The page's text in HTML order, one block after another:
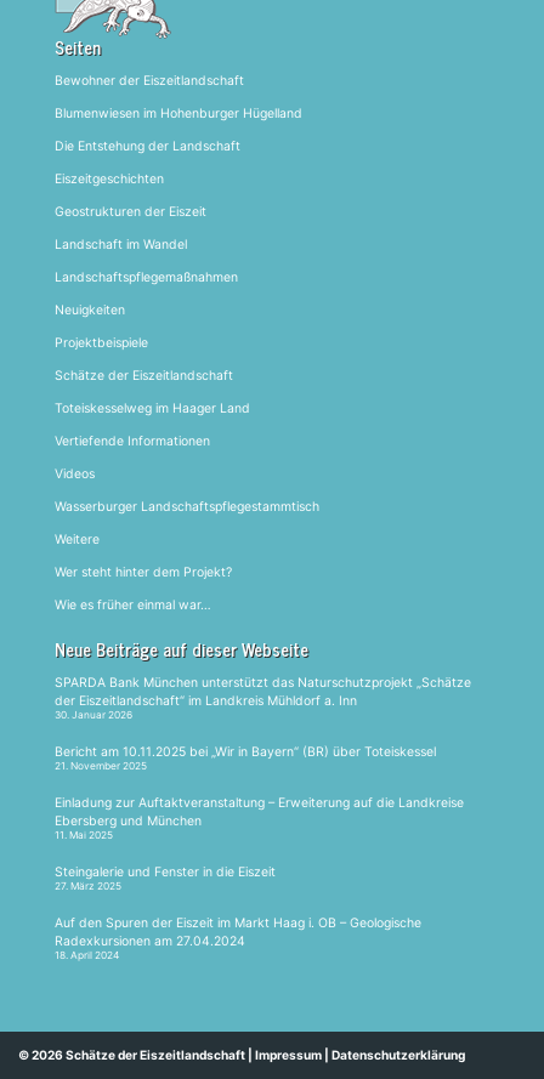
Seiten
Bewohner der Eiszeitlandschaft
Blumenwiesen im Hohenburger Hügelland
Die Entstehung der Landschaft
Eiszeitgeschichten
Geostrukturen der Eiszeit
Landschaft im Wandel
Landschaftspflegemaßnahmen
Neuigkeiten
Projektbeispiele
Schätze der Eiszeitlandschaft
Toteiskesselweg im Haager Land
Vertiefende Informationen
Videos
Wasserburger Landschaftspflegestammtisch
Weitere
Wer steht hinter dem Projekt?
Wie es früher einmal war…
Neue Beiträge auf dieser Webseite
SPARDA Bank München unterstützt das Naturschutzprojekt „Schätze
der Eiszeitlandschaft“ im Landkreis Mühldorf a. Inn
30. Januar 2026
Bericht am 10.11.2025 bei „Wir in Bayern“ (BR) über Toteiskessel
21. November 2025
Einladung zur Auftaktveranstaltung – Erweiterung auf die Landkreise
Ebersberg und München
11. Mai 2025
Steingalerie und Fenster in die Eiszeit
27. März 2025
Auf den Spuren der Eiszeit im Markt Haag i. OB – Geologische
Radexkursionen am 27.04.2024
18. April 2024
© 2026Schätze der Eiszeitlandschaft Impressum Datenschutzerklärung